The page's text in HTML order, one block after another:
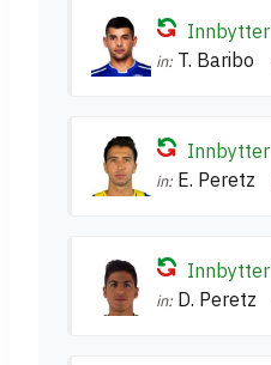
Innbytter
in: T. Baribo
Innbytter
in: E. Peretz
Innbytter
in: D. Peretz